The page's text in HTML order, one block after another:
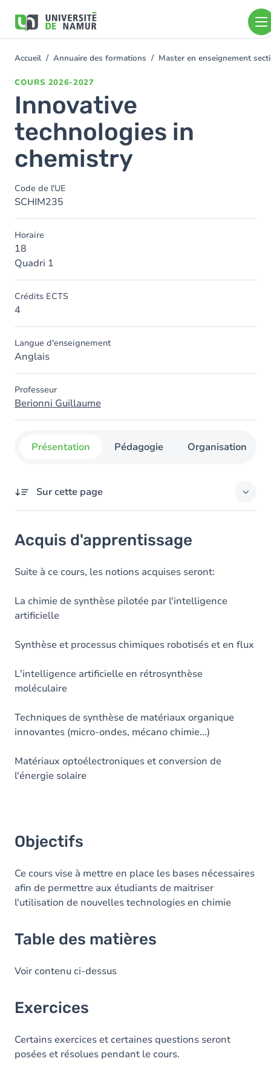
contenu
You
Accueil Annuaire des formations Master en enseignement
COURS 2026-2027
Innovative
technologies in
chemistry
Code de l'UE
SCHIM235
Horaire
18
Quadri 1
Crédits ECTS
4
Langue d'enseignement
Anglais
Professeur
Berionni Guillaume
Présentation Pédagogie Organisation
Sur cette page
Objectifs
Table des matières
Exercices
Acquis d'apprentissage
Suite à ce cours, les notions acquises seront:
La chimie de synthèse pilotée par l'intelligence
artificielle
Synthèse et processus chimiques robotisés et en flux
L'intelligence artificielle en rétrosynthèse
moléculaire
Techniques de synthèse de matériaux organique
innovantes (micro-ondes, mécano chimie...)
Matériaux optoélectroniques et conversion de
l'énergie solaire
Objectifs
Ce cours vise à mettre en place les bases nécessaires
afin de permettre aux étudiants de maitriser
l'utilisation de nouvelles technologies en chimie
Table des matières
Voir contenu ci-dessus
Exercices
Certains exercices et certaines questions seront
posées et résolues pendant le cours.